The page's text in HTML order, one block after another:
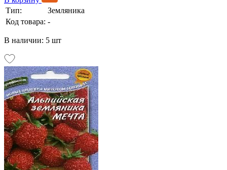
Тип:
Земляника
Код товара: -
В наличии: 5 шт